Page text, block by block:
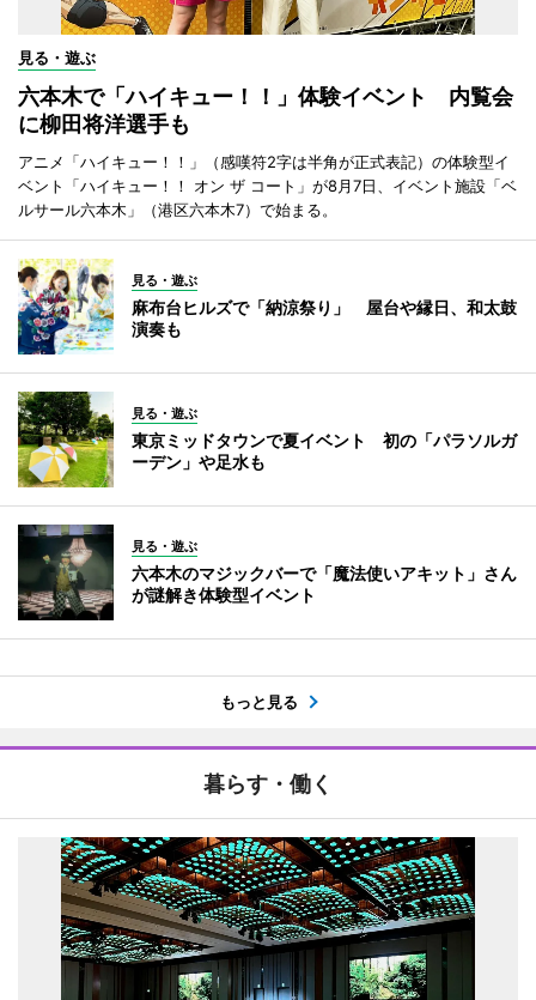
見る・遊ぶ
六本木で「ハイキュー！！」体験イベント 内覧会
に柳田将洋選手も
アニメ「ハイキュー！！」（感嘆符2字は半角が正式表記）の体験型イ
ベント「ハイキュー！！ オン ザ コート」が8月7日、イベント施設「ベ
ルサール六本木」（港区六本木7）で始まる。
見る・遊ぶ
麻布台ヒルズで「納涼祭り」 屋台や縁日、和太鼓
演奏も
見る・遊ぶ
東京ミッドタウンで夏イベント 初の「パラソルガ
ーデン」や足水も
見る・遊ぶ
六本木のマジックバーで「魔法使いアキット」さん
が謎解き体験型イベント
もっと見る
暮らす・働く